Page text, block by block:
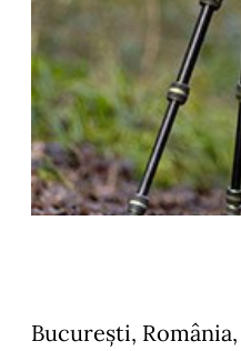
București,